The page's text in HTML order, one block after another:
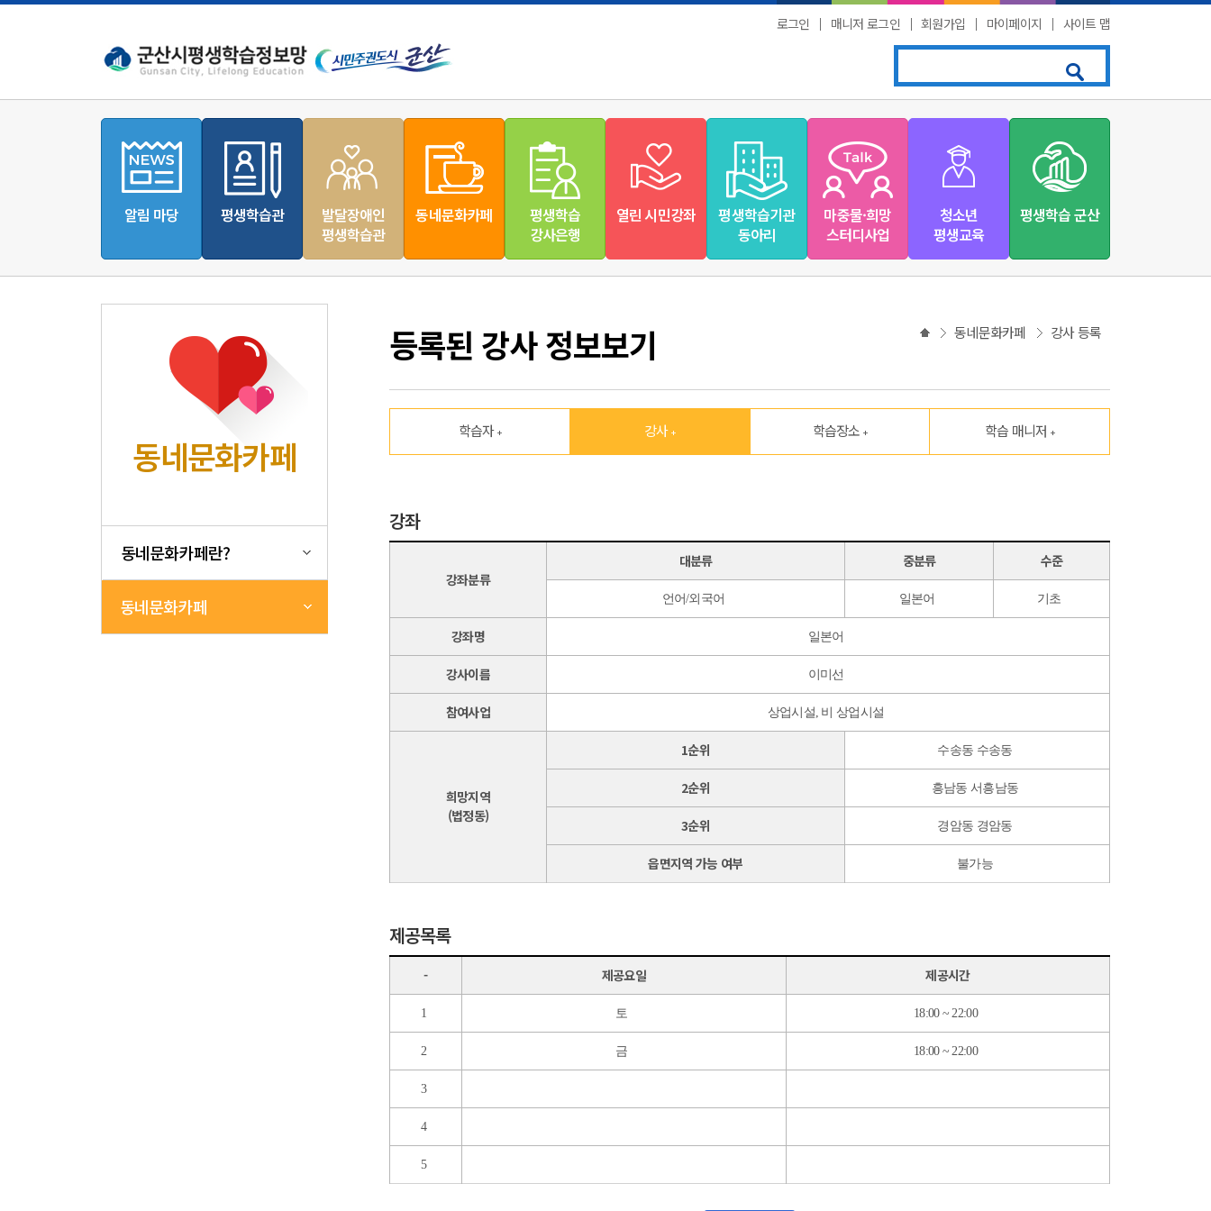
로그인 │ 매니저 로그인 │ 회원가입 │ 마이페이지 │ 사이트 맵
알림 마당 평생학습관
발달장애인
평생학습관
동네문화카페
평생학습
강사은행
열린 시민강좌
평생학습기관
동아리
마중물·희망
스터디사업
청소년
평생교육
평생학습 군산
동네문화카페 강사 등록
동네문화카페
동네문화카페란?
동네문화카페
등록된 강사 정보보기
학습자 + 강사 + 학습장소 + 학습 매니저 +
강좌
강좌분류
대분류 중분류 수준
언어/외국어 일본어 기초
강좌명 일본어
강사이름 이미선
참여사업 상업시설, 비 상업시설
희망지역
(법정동)
1순위 수송동 수송동
2순위 흥남동 서흥남동
3순위 경암동 경암동
읍면지역 가능 여부 불가능
제공목록
- 제공요일 제공시간
1 토 18:00 ~ 22:00
2 금 18:00 ~ 22:00
3
4
5